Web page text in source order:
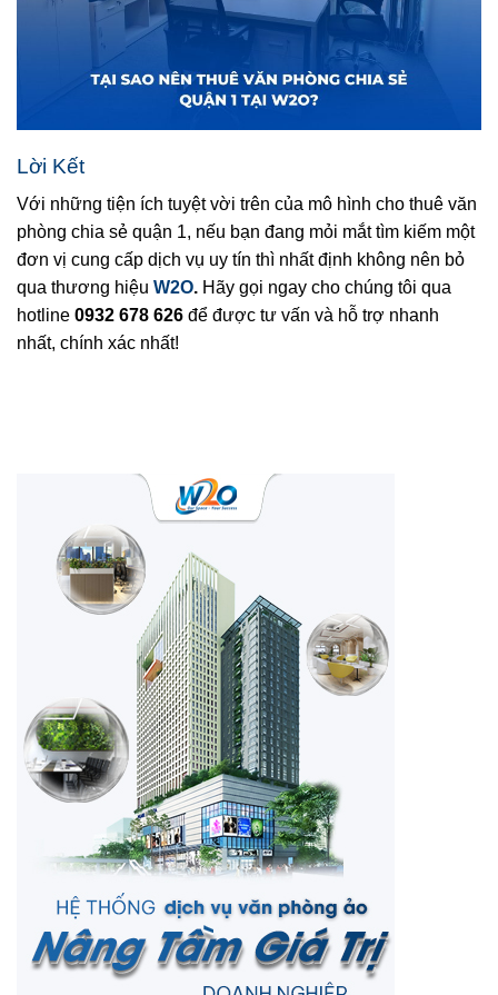
Lời Kết
Với những tiện ích tuyệt vời trên của mô hình cho thuê văn
phòng chia sẻ quận 1, nếu bạn đang mỏi mắt tìm kiếm một
đơn vị cung cấp dịch vụ uy tín thì nhất định không nên bỏ
qua thương hiệu W2O. Hãy gọi ngay cho chúng tôi qua
hotline 0932 678 626 để được tư vấn và hỗ trợ nhanh
nhất, chính xác nhất!